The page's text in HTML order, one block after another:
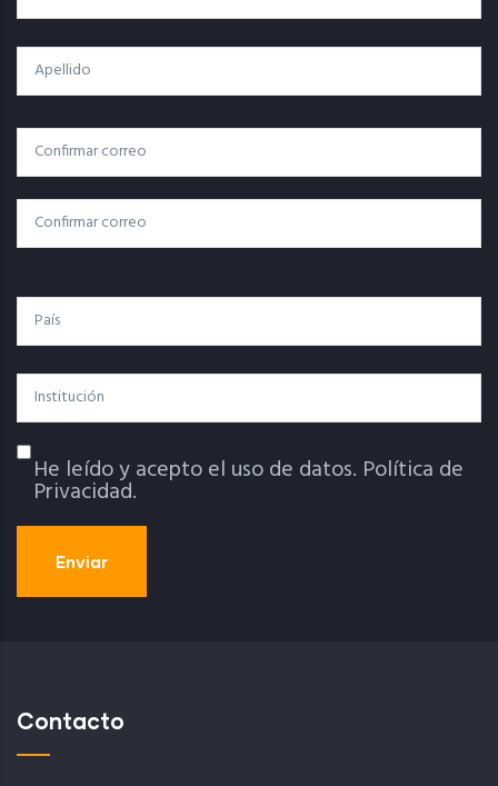
Apellido
Correo
Electrónico
Correo Electrónico
Confirmar Correo
País
Institución
Política De Privacidad
He leído y acepto el uso de datos. Política de
Privacidad.
Contacto